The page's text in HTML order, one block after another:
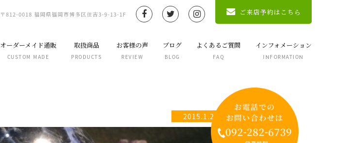
〒812-0018 福岡県福岡市博多区住吉3-9-13-1F ご来店予約はこちら
オーダーメイド通販
CUSTOM MADE
取扱商品
PRODUCTS
お客様の声
REVIEW
ブログ
BLOG
よくあるご質問
FAQ
インフォメーション
INFORMATION
2015.1.28